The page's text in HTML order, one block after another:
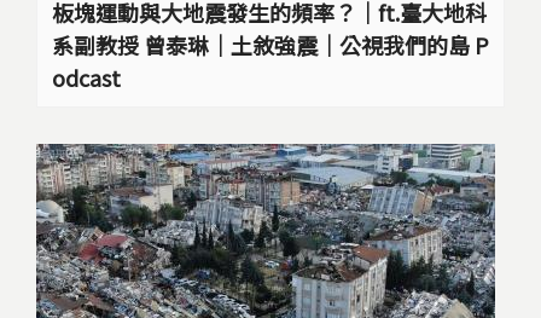
板塊運動與大地震發生的頻率？｜ft.臺大地科
系副教授 曾泰琳｜土敘強震｜公視我們的島 P
odcast